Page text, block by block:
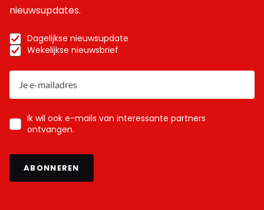
nieuwsupdates.
Dagelijkse nieuwsupdate
Wekelijkse nieuwsbrief
Ik wil ook e-mails van interessante partners
ontvangen.
ABONNEREN